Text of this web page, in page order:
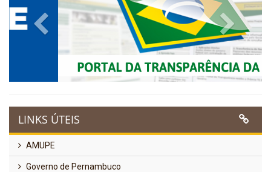
Previous Next
LINKS ÚTEIS
AMUPE
Governo de Pernambuco